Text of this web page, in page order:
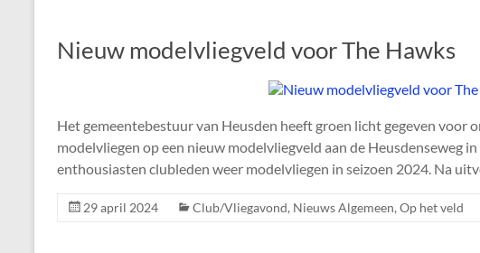
Nieuw modelvliegveld voor The Hawks
Het gemeentebestuur van Heusden heeft groen licht gegeven voor
modelvliegen op een nieuw modelvliegveld aan de Heusdenseweg
enthousiasten clubleden weer modelvliegen in seizoen 2024. Na
29 april 2024 Club/Vliegavond, Nieuws Algemeen, Op het veld